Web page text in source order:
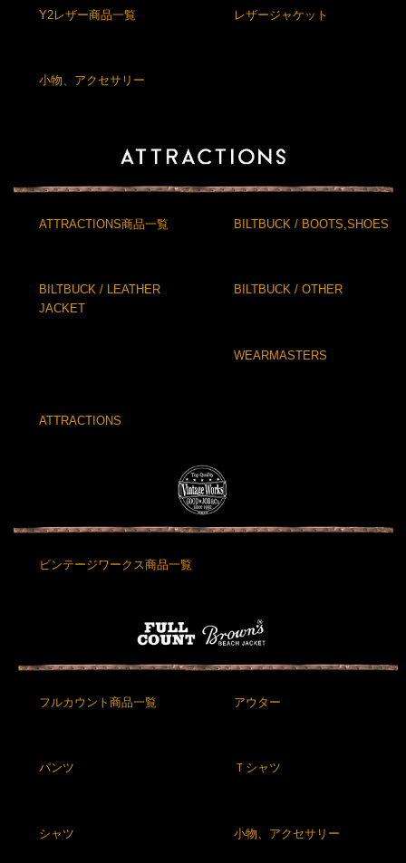
Y2レザー商品一覧 レザージャケット
小物、アクセサリー
ATTRACTIONS商品一覧 BILTBUCK / BOOTS,SHOES
BILTBUCK / LEATHER
JACKET
BILTBUCK / OTHER
WEARMASTERS
ATTRACTIONS
ビンテージワークス商品一覧
フルカウント商品一覧 アウター
パンツ Ｔシャツ
シャツ 小物、アクセサリー